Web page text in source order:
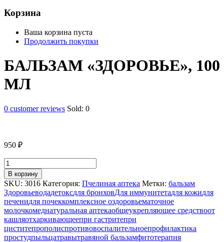
Корзина
Ваша корзина пуста
Продолжить покупки
БАЛЬЗАМ «ЗДОРОВЬЕ», 100
МЛ
0 customer reviews Sold: 0
950 ₽
Количество
товара
БАЛЬЗАМ
"ЗДОРОВЬЕ",
100
МЛ
В корзину
SKU: 3016 Категория: Пчелиная аптека Метки: бальзам
Здоровьеводадетоксдля бронховДля иммунитетадля кожидля
печенидля почеккомплексное оздоровьематочное
молочкомеднатуральная аптекаобщеукрепляющее средствоот
кашляотхаркивающеепри гастритепри
циститепрополиспротивовоспалительноепрофилактика
простудпыльцатравытравяной бальзамфитотерапия